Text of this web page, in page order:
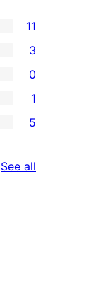
11
3
0
1
5
See all